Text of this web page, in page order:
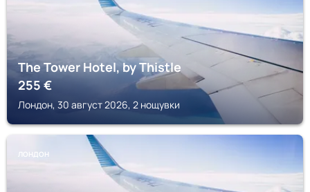
The Tower Hotel, by Thistle
255€
Лондон, 30 август 2026, 2 нощувки
ЛОНДОН